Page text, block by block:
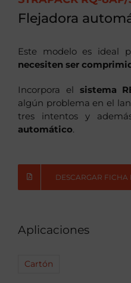
Flejadora
Este modelo es ideal
necesiten ser
Incorpora el sistema
algún problema en el
tres intentos y
automático.
DESCARGAR FICHA
Aplicaciones
Cartón